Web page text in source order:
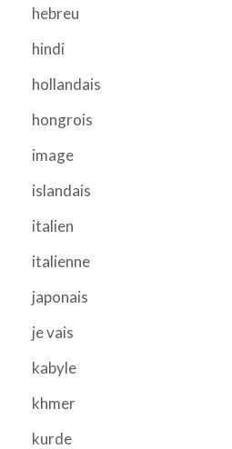
hebreu
hindi
hollandais
hongrois
image
islandais
italien
italienne
japonais
je vais
kabyle
khmer
kurde